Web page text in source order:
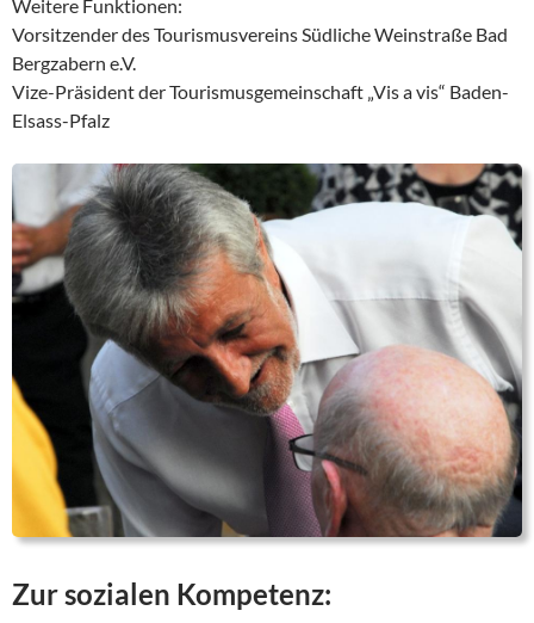
Weitere Funktionen:
Vorsitzender des Tourismusvereins Südliche Weinstraße Bad
Bergzabern e.V.
Vize-Präsident der Tourismusgemeinschaft „Vis a vis“ Baden-
Elsass-Pfalz
Zur sozialen Kompetenz: